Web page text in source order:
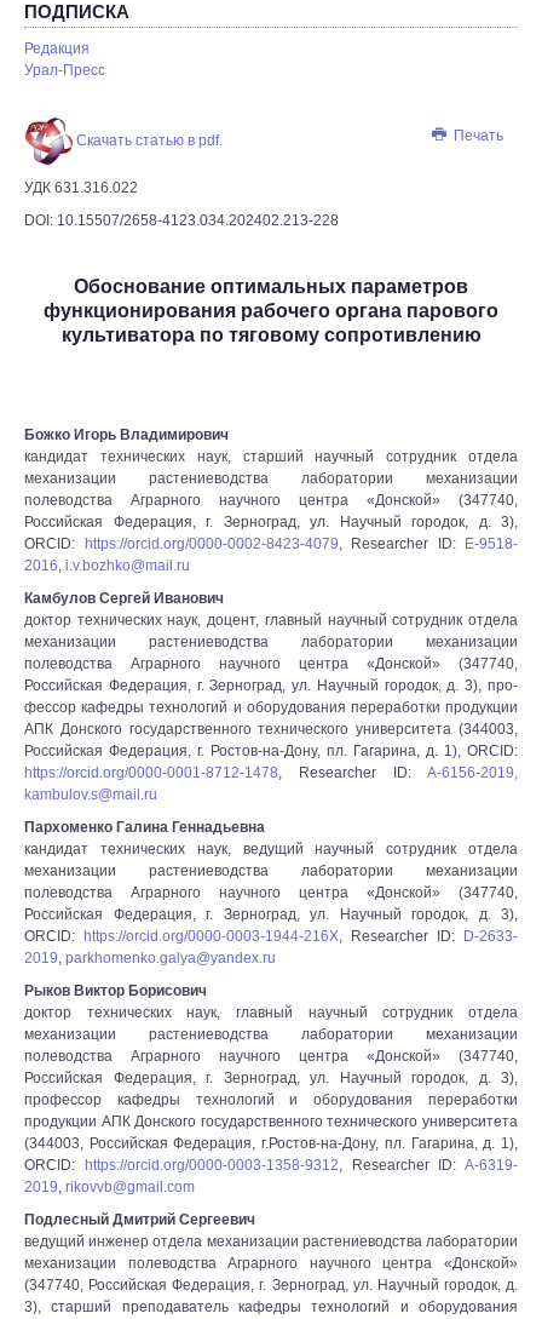
ПОДПИСКА
Редакция
Урал-Пресс
Печать
Скачать статью в pdf.
УДК 631.316.022
DOI: 10.15507/2658-4123.034.202402.213-228
Обоснование оптимальных параметров
функционирования рабочего органа парового
культиватора по тяговому сопротивлению
Божко Игорь Владимирович
кандидат технических наук, старший научный сотрудник отдела
механизации растениеводства лаборатории механизации
полеводства Аграрного научного центра «Донской» (347740,
Российская Федерация, г. Зерноград, ул. Научный городок, д. 3),
ORCID:
https://orcid.org/0000-0002-8423-4079, Researcher ID:
E-9518-
2016, i.v.bozhko@mail.ru
Камбулов Сергей Иванович
доктор технических наук, доцент, главный научный сотрудник отдела
механизации растениеводства лаборатории механизации
полеводства Аграрного научного центра «Донской» (347740,
Российская Федерация, г. Зерноград, ул. Научный городок, д. 3), про-
фессор кафедры технологий и оборудования переработки продукции
АПК Донского государственного технического университета (344003,
Российская Федерация, г. Ростов-на-Дону, пл. Гагарина, д. 1), ORCID:
https://orcid.org/0000-0001-8712-1478, Researcher ID: A-6156-2019,
kambulov.s@mail.ru
Пархоменко Галина Геннадьевна
кандидат технических наук, ведущий научный сотрудник отдела
механизации растениеводства лаборатории механизации
полеводства Аграрного научного центра «Донской» (347740,
Российская Федерация, г. Зерноград, ул. Научный городок, д. 3),
ORCID:
https://orcid.org/0000-0003-1944-216X, Researcher ID:
D-2633-
2019, parkhomenko.galya@yandex.ru
Рыков Виктор Борисович
доктор технических наук, главный научный сотрудник отдела
механизации растениеводства лаборатории механизации
полеводства Аграрного научного центра «Донской» (347740,
Российская Федерация, г. Зерноград, ул. Научный городок, д. 3),
профессор кафедры технологий и оборудования переработки
продукции АПК Донского государственного технического университета
(344003, Российская Федерация, г.Ростов-на-Дону, пл. Гагарина, д. 1),
ORCID:
https://orcid.org/0000-0003-1358-9312, Researcher ID: A-6319-
2019, rikovvb@gmail.com
Подлесный Дмитрий Сергеевич
ведущий инженер отдела механизации растениеводства лаборатории
механизации полеводства Аграрного научного центра «Донской»
(347740, Российская Федерация, г. Зерноград, ул. Научный городок, д.
3), старший преподаватель кафедры технологий и оборудования